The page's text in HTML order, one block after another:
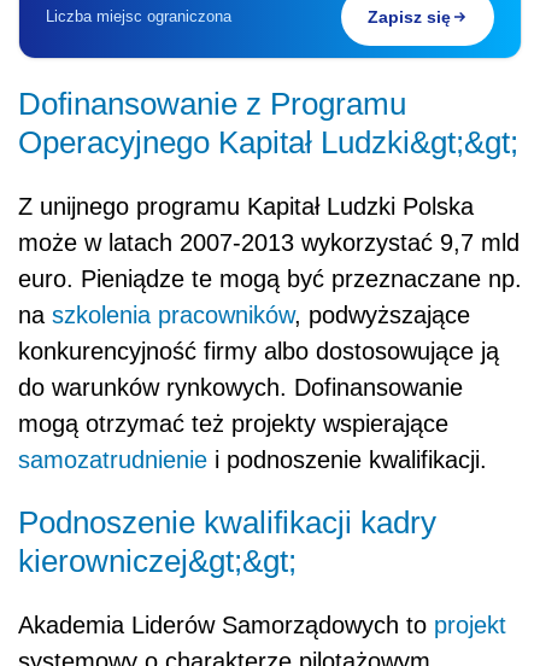
Liczba miejsc ograniczona Zapisz się
Dofinansowanie z Programu
Operacyjnego Kapitał Ludzki&gt;&gt;
Z unijnego programu Kapitał Ludzki Polska
może w latach 2007-2013 wykorzystać 9,7 mld
euro. Pieniądze te mogą być przeznaczane np.
na szkolenia pracowników, podwyższające
konkurencyjność firmy albo dostosowujące ją
do warunków rynkowych. Dofinansowanie
mogą otrzymać też projekty wspierające
samozatrudnienie i podnoszenie kwalifikacji.
Podnoszenie kwalifikacji kadry
kierowniczej&gt;&gt;
Akademia Liderów Samorządowych to projekt